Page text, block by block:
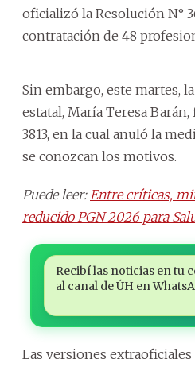
oficializó la Resolución N°
contratación de 48
Sin embargo, este martes,
estatal, María Teresa
3813, en la cual anuló la
se conozcan los motivos.
Puede leer: Entre críticas,
reducido PGN 2026 para
Recibí las noticias en tu
al canal de ÚH en
Las versiones